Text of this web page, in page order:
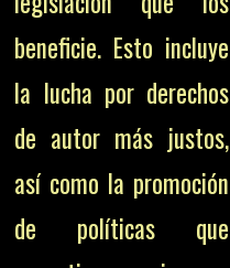
beneficie. Esto incluye
la lucha por derechos
de autor más justos,
así como la promoción
de políticas que